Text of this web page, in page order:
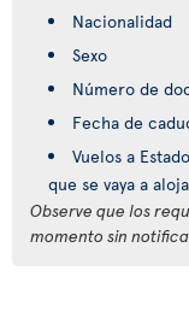
Nacionalidad
Sexo
Número de
Fecha de
Vuelos a
que se vaya a
Observe que los
momento sin